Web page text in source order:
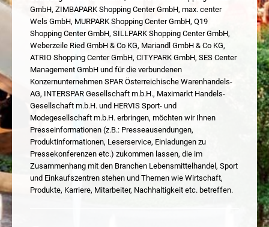
GmbH, ZIMBAPARK Shopping Center GmbH, max. center
Wels GmbH, MURPARK Shopping Center GmbH, Q19
Shopping Center GmbH, SILLPARK Shopping Center GmbH,
Weberzeile Ried GmbH & Co KG, Mariandl GmbH & Co KG,
ATRIO Shopping Center GmbH, CITYPARK GmbH, SES Center
Management GmbH und für die verbundenen
Konzernunternehmen SPAR Österreichische Warenhandels-
AG, INTERSPAR Gesellschaft m.b.H., Maximarkt Handels-
Gesellschaft m.b.H. und HERVIS Sport- und
Modegesellschaft m.b.H. erbringen, möchten wir Ihnen
Presseinformationen (z.B.: Presseausendungen,
Produktinformationen, Leserservice, Einladungen zu
Pressekonferenzen etc.) zukommen lassen, die im
Zusammenhang mit den Branchen Lebensmittelhandel, Sport
und Einkaufszentren stehen und Themen wie Wirtschaft,
Produkte, Karriere, Mitarbeiter, Nachhaltigkeit etc. betreffen.